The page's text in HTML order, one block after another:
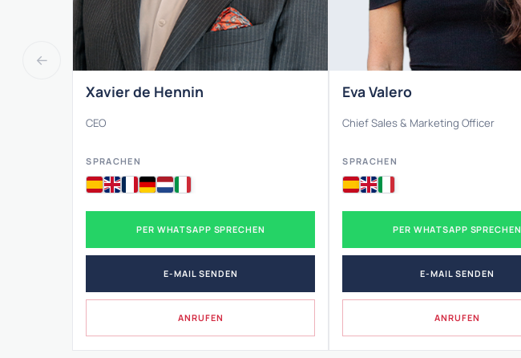
←
Xavier de Hennin
CEO
SPRACHEN
PER WHATSAPP SPRECHEN
E-MAIL SENDEN
ANRUFEN
Eva Valero
Chief Sales & Marketing Officer
SPRACHEN
PER WHATSAPP SPRECHEN
E-MAIL SENDEN
ANRUFEN